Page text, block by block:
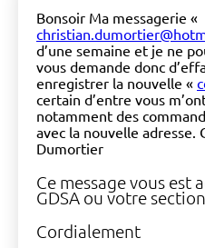
Bonsoir Ma messagerie «
d’une semaine et je ne
vous demande donc
enregistrer la nouvelle «
certain d’entre vous
notamment des
avec la nouvelle adresse.
Dumortier
Ce message vous est
GDSA ou votre
Cordialement